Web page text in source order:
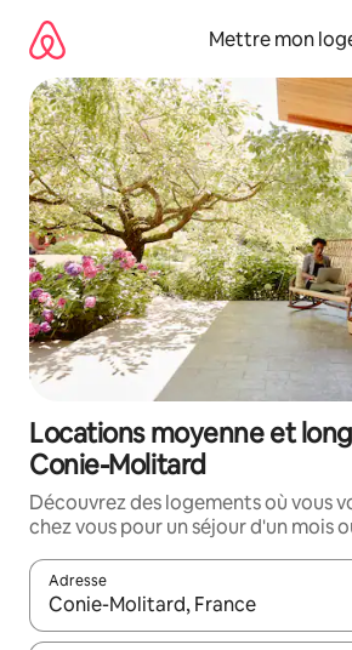
directement
contenu
Mettre mon
Locations moyenne et
Conie-Molitard
Découvrez des logements où vous
chez vous pour un séjour d'un mois
Adresse
Lorsque les résultats s'affichent,